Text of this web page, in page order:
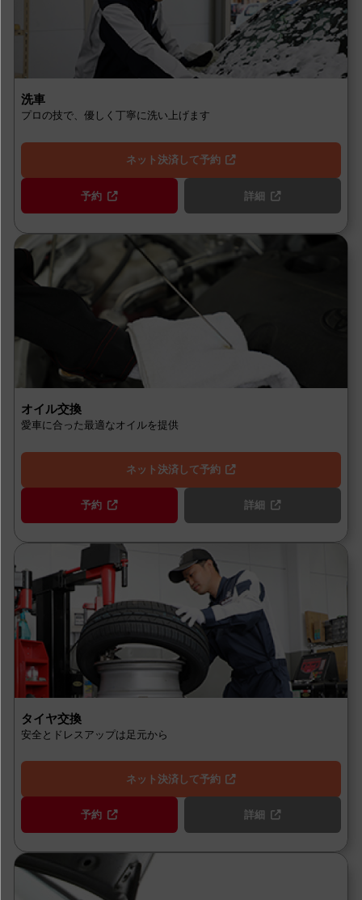
洗車
プロの技で、優しく丁寧に洗い上げます
ネット決済して予約
予約 詳細
オイル交換
愛車に合った最適なオイルを提供
ネット決済して予約
予約 詳細
タイヤ交換
安全とドレスアップは足元から
ネット決済して予約
予約 詳細